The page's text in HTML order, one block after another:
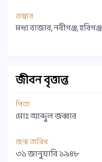
চেম্বার
মধ্য বাজার, নবীগঞ্জ, হবিগঞ্জ
জীবন বৃত্তান্ত
পিতা
মোঃ আব্দুল জব্বার
জন্ম তারিখ
৩১ জানুয়ারি ১৯৪৮